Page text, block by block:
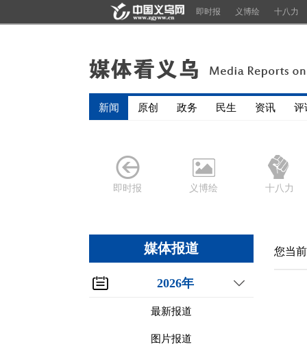
即时报 义博绘 十八力
新闻 原创 政务 民生 资讯 评
即时报 义博绘 十八力
媒体报道
2026年
最新报道
图片报道
您当